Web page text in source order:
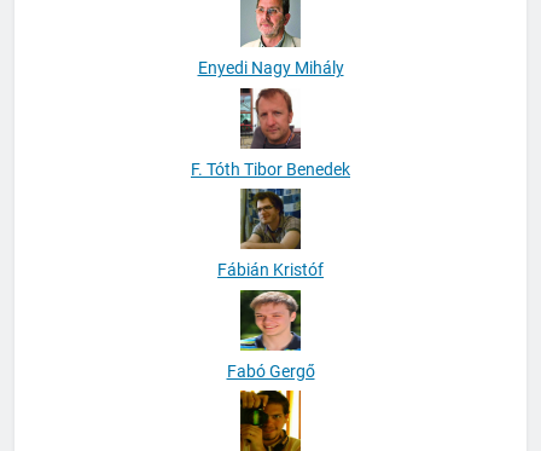
Enyedi Nagy Mihály
F. Tóth Tibor Benedek
Fábián Kristóf
Fabó Gergő